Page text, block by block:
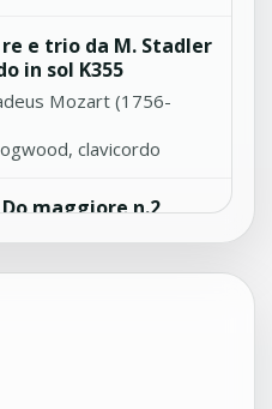
e trio da M. Stadler
in sol K355
Mozart (1756-
clavicordo
maggiore n.2
bemolle maggiore